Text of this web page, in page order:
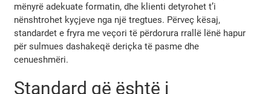
mënyrë adekuate formatin, dhe klienti detyrohet t’i
nënshtrohet kyçjeve nga një tregtues. Përveç kësaj,
standardet e fryra me veçori të përdorura rrallë lënë hapur
për sulmues dashakeqë deriçka të pasme dhe
cenueshmëri.
Standard që është i